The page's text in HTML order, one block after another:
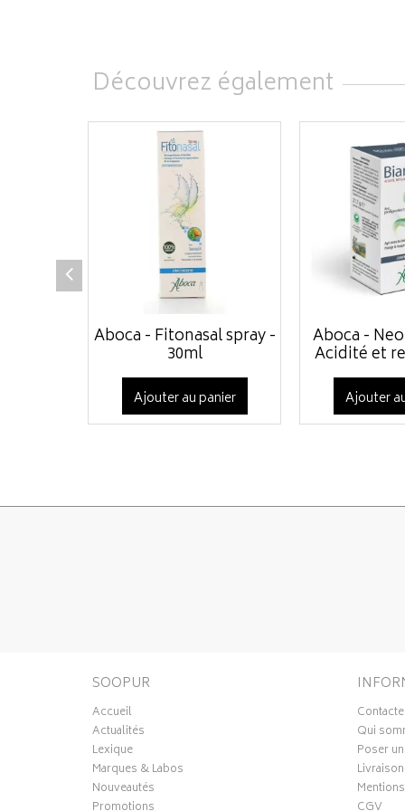
Découvrez également
Aboca - Fitonasal spray -
30ml
Ajouter au panier
Aboca -
Acidité et
Ajouter
SOOPUR
Accueil
Actualités
Lexique
Marques & Labos
Nouveautés
Qui
Poser
Livraison